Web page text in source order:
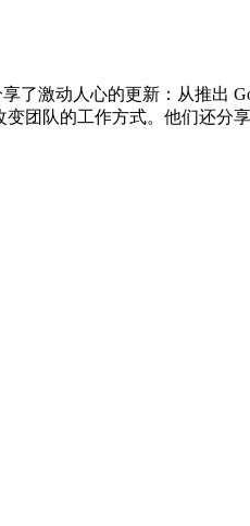
了激动人心的更新：从推
变团队的工作方式。他们还分